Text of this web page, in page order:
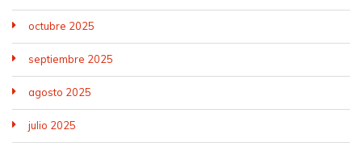
octubre 2025
septiembre 2025
agosto 2025
julio 2025